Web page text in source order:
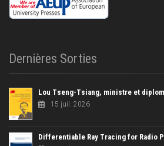
Dernières Sorties
Lou Tseng-Tsiang, ministre et
15 juil. 2026
Differentiable Ray Tracing for Radio